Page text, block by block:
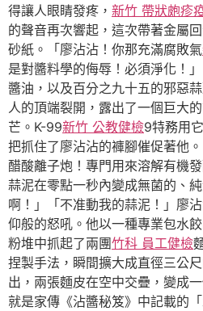
得讓人眼睛發疼， 新竹 帶狀皰疹
的聲音再次響起，這次帶著金屬
砂紙。「廖沾沾！你那充滿腐敗氣
是對醬料學的侮辱！必須淨化！
醬油，以及百分之九十五的邪惡
人的頂端裂開，露出了一個巨大
芒。K-99新竹 公教健檢9特務用
把抓住了廖沾沾的褲腳催促著他
醋酸離子炮！專門用來溶解有機
蒜泥在零點一秒內變成無菌的、
啊！」「不准動我的蒜泥！」廖
仰般的怒吼。他以一種專業包水
粉堆中抓起了兩團竹科 員工健檢
捏製手法，瞬間擴大成直徑三公
出，兩張麵皮在空中交疊，變成
就是家傳《沾醬秘笈》中記載的